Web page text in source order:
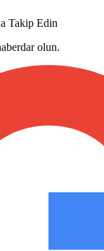
Takip Edin
olun.